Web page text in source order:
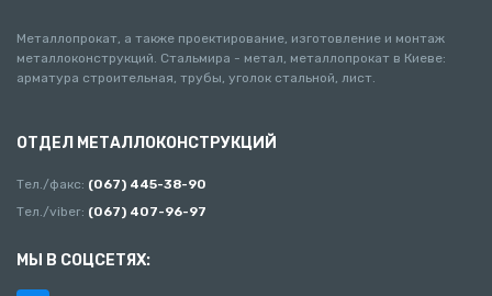
Металлопрокат, а также проектирование, изготовление и монтаж
металлоконструкций. Стальмира - метал, металлопрокат в Киеве:
арматура строительная, трубы, уголок стальной, лист.
ОТДЕЛ МЕТАЛЛОКОНСТРУКЦИЙ
Тел./факс: (067) 445-38-90
Тел./viber: (067) 407-96-97
МЫ В СОЦСЕТЯХ: